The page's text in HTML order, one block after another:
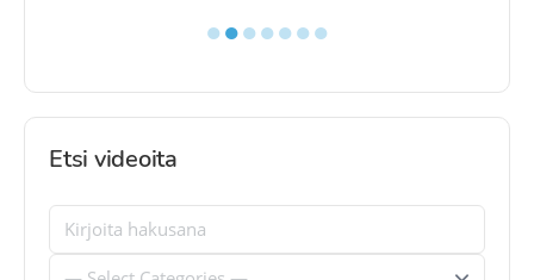
●●●●●●●
Etsi videoita